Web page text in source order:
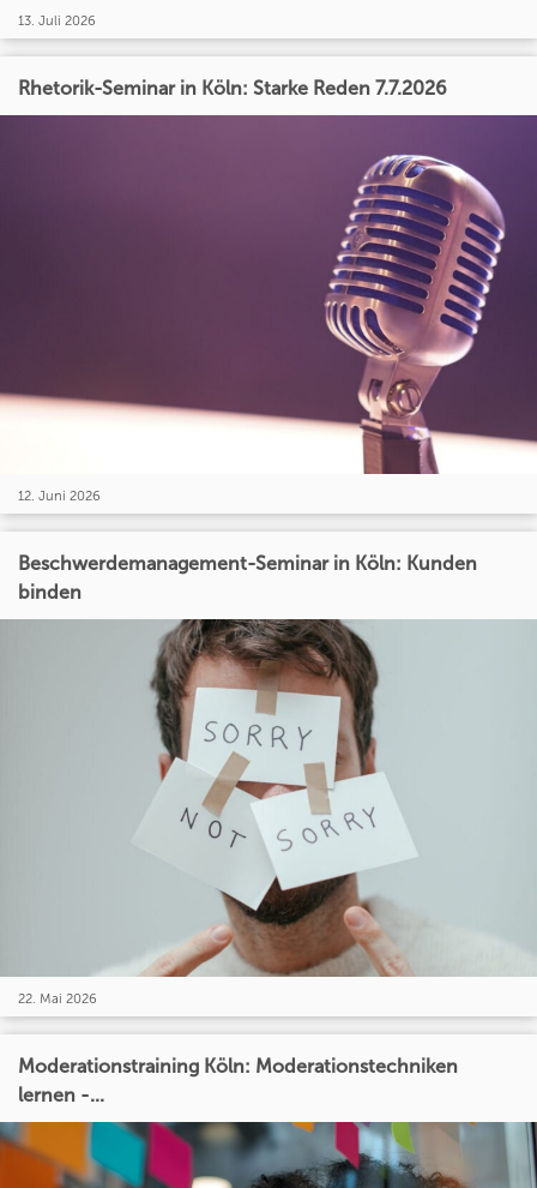
13. Juli 2026
Rhetorik-Seminar in Köln: Starke Reden 7.7.2026
12. Juni 2026
Beschwerdemanagement-Seminar in Köln: Kunden
binden
22. Mai 2026
Moderationstraining Köln: Moderationstechniken
lernen -...